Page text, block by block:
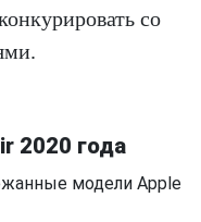
со
2020 года
модели Apple